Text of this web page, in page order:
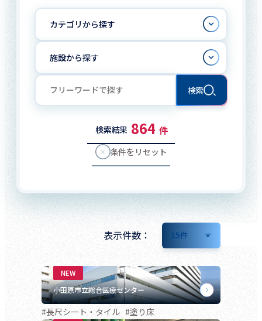
カテゴリから探す
施設から探す
検索
検索結果 864 件
条件をリセット
表示件数： 15件
小田原市立総合医療センター
#長尺シート・タイル #塗り床